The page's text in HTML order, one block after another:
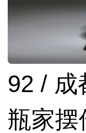
92 / 成
瓶家